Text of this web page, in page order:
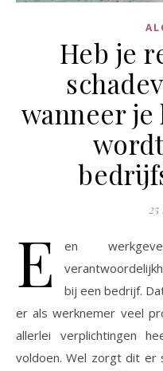
Heb je
wanneer
E
en
bij een bedrijf.
er als werknemer veel
allerlei verplichtingen
voldoen. Wel zorgt dit er